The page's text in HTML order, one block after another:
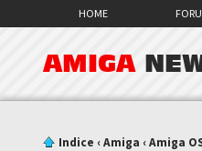
HOME
AMIGA
Indice ‹Amiga ‹Amiga